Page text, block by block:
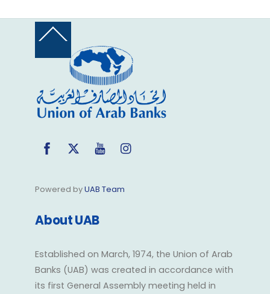
Back
Top
Facebook
Twitter YouTube
Powered byUAB Team
About UAB
Established on March, 1974, the Union of Arab
Banks (UAB) was created in accordance with
its first General Assembly meeting held in